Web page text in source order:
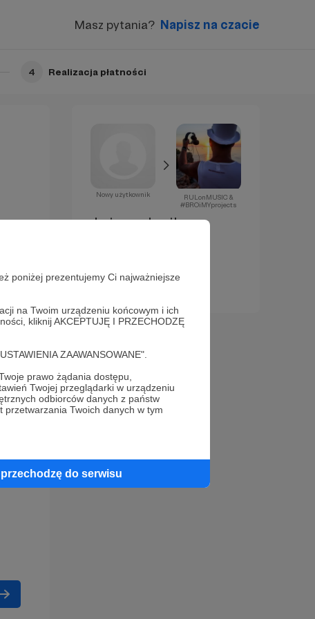
poniżej prezentujemy Ci najważniejsze
na Twoim urządzeniu końcowym i ich
kliknij AKCEPTUJĘ I PRZECHODZĘ
ZAAWANSOWANE".
prawo żądania dostępu,
Twojej przeglądarki w urządzeniu
odbiorców danych z państw
przetwarzania Twoich danych w tym
do serwisu
Masz pytania? Napisz na czacie
4 Realizacja płatności
Nowy użytkownik
RULonMUSIC &
#BROiMYprojects
Już za chwilę